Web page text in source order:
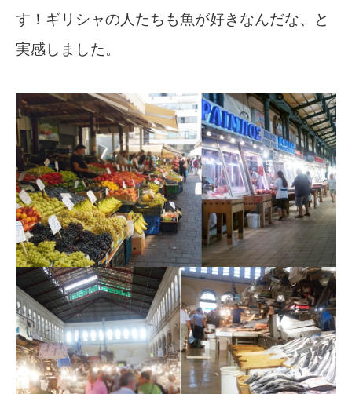
す！ギリシャの人たちも魚が好きなんだな、と
実感しました。